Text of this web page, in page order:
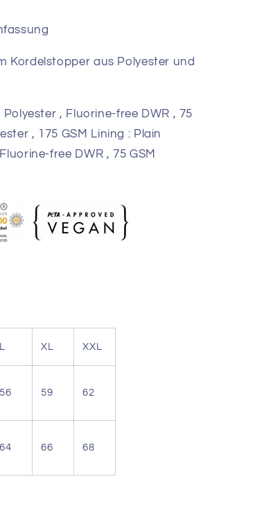
Kordelstopper aus Polyester und
, Fluorine-free DWR , 75
, 175 GSM Lining : Plain
free DWR , 75 GSM
L XL XXL
56 59 62
64 66 68